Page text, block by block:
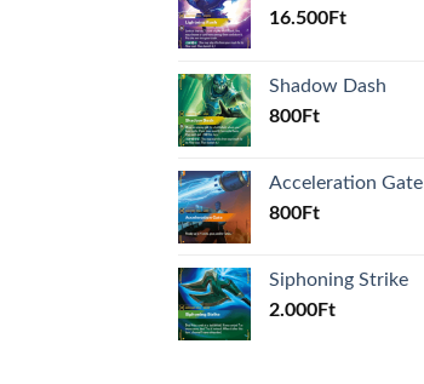
16.500Ft
Shadow Dash
800Ft
Acceleration Gate
800Ft
Siphoning Strike
2.000Ft